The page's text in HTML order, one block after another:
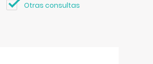
Otras consultas